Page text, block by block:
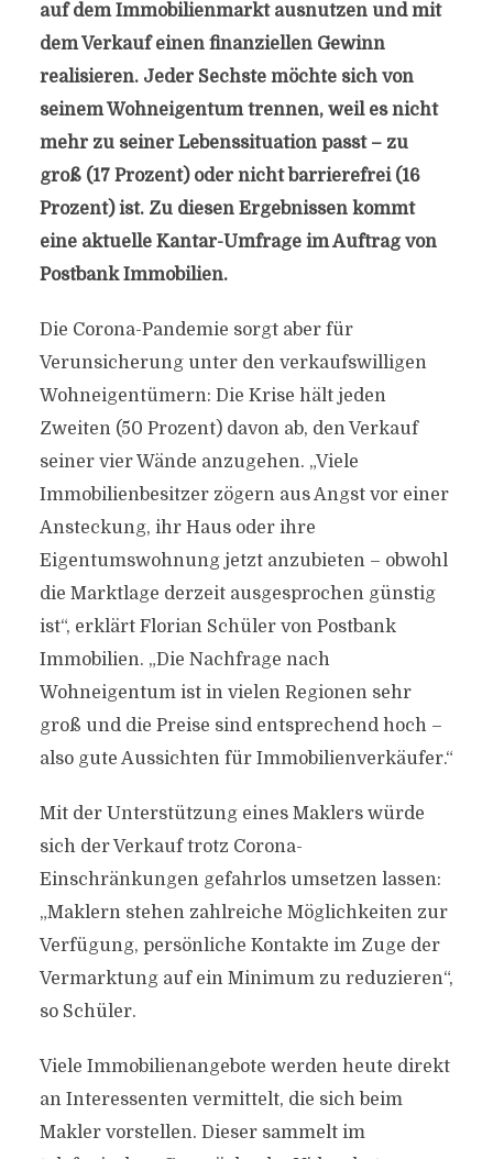
auf dem Immobilienmarkt ausnutzen und mit
dem Verkauf einen finanziellen Gewinn
realisieren. Jeder Sechste möchte sich von
seinem Wohneigentum trennen, weil es nicht
mehr zu seiner Lebenssituation passt – zu
groß (17 Prozent) oder nicht barrierefrei (16
Prozent) ist. Zu diesen Ergebnissen kommt
eine aktuelle Kantar-Umfrage im Auftrag von
Postbank Immobilien.
Die Corona-Pandemie sorgt aber für
Verunsicherung unter den verkaufswilligen
Wohneigentümern: Die Krise hält jeden
Zweiten (50 Prozent) davon ab, den Verkauf
seiner vier Wände anzugehen. „Viele
Immobilienbesitzer zögern aus Angst vor einer
Ansteckung, ihr Haus oder ihre
Eigentumswohnung jetzt anzubieten – obwohl
die Marktlage derzeit ausgesprochen günstig
ist“, erklärt Florian Schüler von Postbank
Immobilien. „Die Nachfrage nach
Wohneigentum ist in vielen Regionen sehr
groß und die Preise sind entsprechend hoch –
also gute Aussichten für Immobilienverkäufer.“
Mit der Unterstützung eines Maklers würde
sich der Verkauf trotz Corona-
Einschränkungen gefahrlos umsetzen lassen:
„Maklern stehen zahlreiche Möglichkeiten zur
Verfügung, persönliche Kontakte im Zuge der
Vermarktung auf ein Minimum zu reduzieren“,
so Schüler.
Viele Immobilienangebote werden heute direkt
an Interessenten vermittelt, die sich beim
Makler vorstellen. Dieser sammelt im